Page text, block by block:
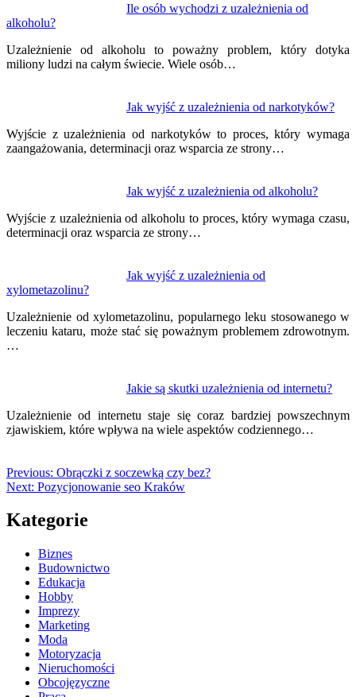
Ile osób wychodzi z uzależnienia od
alkoholu?
Uzależnienie od alkoholu to poważny problem, który dotyka
miliony ludzi na całym świecie. Wiele osób…
Jak wyjść z uzależnienia od narkotyków?
Wyjście z uzależnienia od narkotyków to proces, który wymaga
zaangażowania, determinacji oraz wsparcia ze strony…
Jak wyjść z uzależnienia od alkoholu?
Wyjście z uzależnienia od alkoholu to proces, który wymaga czasu,
determinacji oraz wsparcia ze strony…
Jak wyjść z uzależnienia od
xylometazolinu?
Uzależnienie od xylometazolinu, popularnego leku stosowanego w
leczeniu kataru, może stać się poważnym problemem zdrowotnym.
…
Jakie są skutki uzależnienia od internetu?
Uzależnienie od internetu staje się coraz bardziej powszechnym
zjawiskiem, które wpływa na wiele aspektów codziennego…
wpisu
Previous: Obrączki z soczewką czy bez?
Next: Pozycjonowanie seo Kraków
Kategorie
Biznes
Budownictwo
Edukacja
Hobby
Imprezy
Marketing
Moda
Motoryzacja
Nieruchomości
Obcojęzyczne